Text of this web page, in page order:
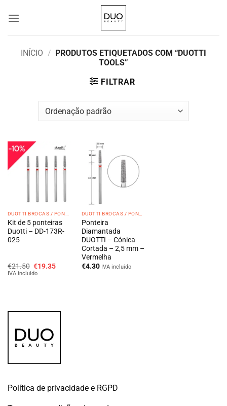
INÍCIO / PRODUTOS ETIQUETADOS COM “DUOTTI
TOOLS”
FILTRAR
Kit de 5 ponteiras
Duotti – DD-173R-
025
€21.50 O
preço
€19.35O
IVA incluido
Ponteira
Diamantada
DUOTTI – Cónica
Cortada – 2,5 mm –
Vermelha
€4.30 IVA incluido
Política de privacidade e RGPD